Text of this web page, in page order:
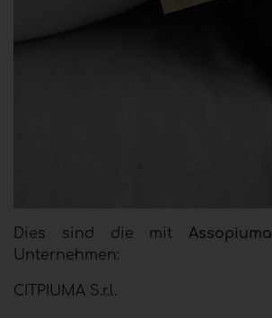
Dies sind die mitAssopiuma
Unternehmen:
CITPIUMA S.r.l.